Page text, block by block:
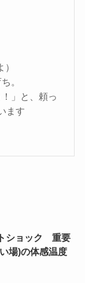
。
」と、頼っ
ます
ショック 重要
場)の体感温度